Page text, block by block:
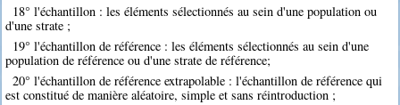
18° l'échantillon : les éléments sélectionnés au sein d'une population ou
d'une strate ;
19° l'échantillon de référence : les éléments sélectionnés au sein d'une
population de référence ou d'une strate de référence;
20° l'échantillon de référence extrapolable : l'échantillon de référence qui
est constitué de manière aléatoire, simple et sans réintroduction ;